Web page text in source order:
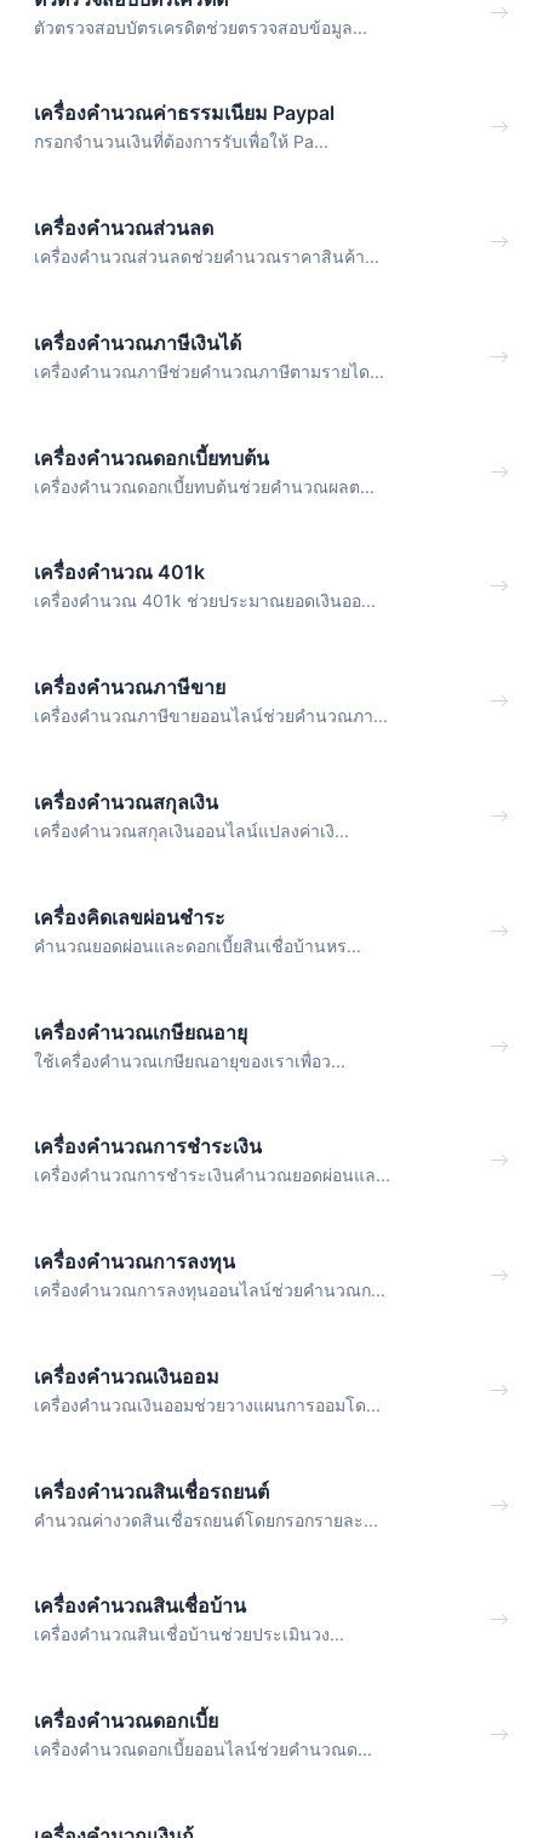
ตัวตรวจสอบบัตรเครดิตช่วยตรวจสอบข้อมูล...
เครื่องคำนวณค่าธรรมเนียม Paypal
กรอกจำนวนเงินที่ต้องการรับเพื่อให้ Pa...
เครื่องคำนวณส่วนลด
เครื่องคำนวณส่วนลดช่วยคำนวณราคาสินค้า...
เครื่องคำนวณภาษีเงินได้
เครื่องคำนวณภาษีช่วยคำนวณภาษีตามรายได...
เครื่องคำนวณดอกเบี้ยทบต้น
เครื่องคำนวณดอกเบี้ยทบต้นช่วยคำนวณผลต...
เครื่องคำนวณ 401k
เครื่องคำนวณ 401k ช่วยประมาณยอดเงินออ...
เครื่องคำนวณภาษีขาย
เครื่องคำนวณภาษีขายออนไลน์ช่วยคำนวณภา...
เครื่องคำนวณสกุลเงิน
เครื่องคำนวณสกุลเงินออนไลน์แปลงค่าเงิ...
เครื่องคิดเลขผ่อนชำระ
คำนวณยอดผ่อนและดอกเบี้ยสินเชื่อบ้านหร...
เครื่องคำนวณเกษียณอายุ
ใช้เครื่องคำนวณเกษียณอายุของเราเพื่อว...
เครื่องคำนวณการชำระเงิน
เครื่องคำนวณการชำระเงินคำนวณยอดผ่อนแล...
เครื่องคำนวณการลงทุน
เครื่องคำนวณการลงทุนออนไลน์ช่วยคำนวณก...
เครื่องคำนวณเงินออม
เครื่องคำนวณเงินออมช่วยวางแผนการออมโด...
เครื่องคำนวณสินเชื่อรถยนต์
คำนวณค่างวดสินเชื่อรถยนต์โดยกรอกรายละ...
เครื่องคำนวณสินเชื่อบ้าน
เครื่องคำนวณสินเชื่อบ้านช่วยประเมินวง...
เครื่องคำนวณดอกเบี้ย
เครื่องคำนวณดอกเบี้ยออนไลน์ช่วยคำนวณด...